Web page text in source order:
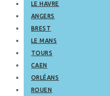
LE HAVRE
ANGERS
BREST
LE MANS
TOURS
CAEN
ORLÉANS
ROUEN